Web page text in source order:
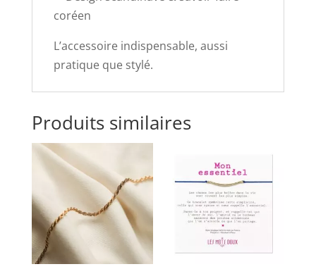
coréen
L’accessoire indispensable, aussi
pratique que stylé.
Produits similaires